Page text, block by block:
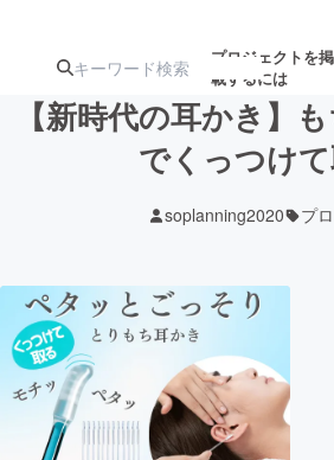
プロジェクトを掲
載するには
ジェクト
募集
ロジ
アート・写真
テクノロジー・ガジェット
映像・映画
【新時代の耳かき】
でくっつけ
soplanning2020 プ